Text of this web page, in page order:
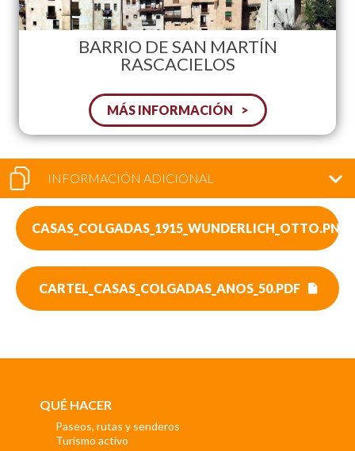
BARRIO DE SAN MARTÍN
RASCACIELOS
MÁS INFORMACIÓN
INFORMACIÓN ADICIONAL
CASAS_COLGADAS_1915_WUNDERLICH_OTTO.PNG
CARTEL_CASAS_COLGADAS_ANOS_50.PDF
QUÉ HACER
Paseos, rutas y senderos
Turismo activo